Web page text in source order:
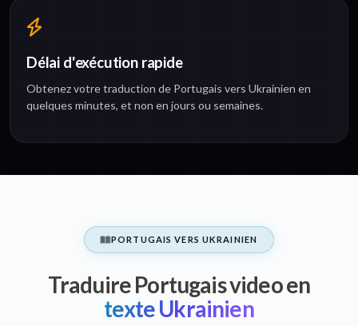
Délai d'exécution rapide
Obtenez votre traduction de Portugais vers Ukrainien en
quelques minutes, et non en jours ou semaines.
PORTUGAIS VERS UKRAINIEN
Traduire Portugais video en
texte Ukrainien